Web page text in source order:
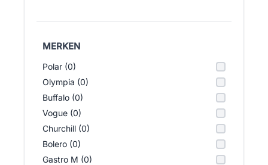
MERKEN
Polar (0)
Olympia (0)
Buffalo (0)
Vogue (0)
Churchill (0)
Bolero (0)
Gastro M (0)